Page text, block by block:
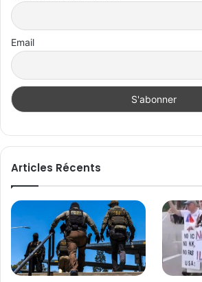
Email
Articles Récents